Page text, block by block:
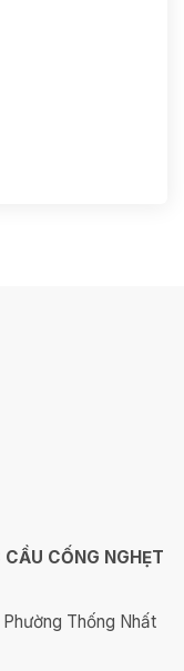
CỐNG NGHẸT
Thống Nhất